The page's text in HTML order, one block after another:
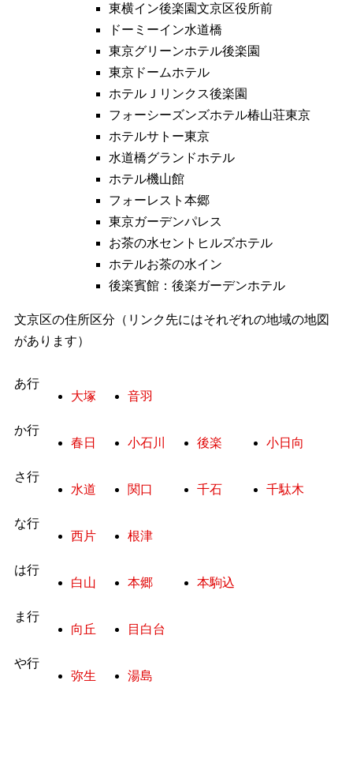
東横イン後楽園文京区役所前
ドーミーイン水道橋
東京グリーンホテル後楽園
東京ドームホテル
ホテルＪリンクス後楽園
フォーシーズンズホテル椿山荘東京
ホテルサトー東京
水道橋グランドホテル
ホテル機山館
フォーレスト本郷
東京ガーデンパレス
お茶の水セントヒルズホテル
ホテルお茶の水イン
後楽賓館：後楽ガーデンホテル
文京区の住所区分（リンク先にはそれぞれの地域の地図
があります）
あ行
大塚
音羽
か行
春日
小石川 後楽 小日向
さ行
水道
関口 千石 千駄木
な行
西片
根津
は行
白山
本郷 本駒込
ま行
向丘
目白台
や行
弥生
湯島